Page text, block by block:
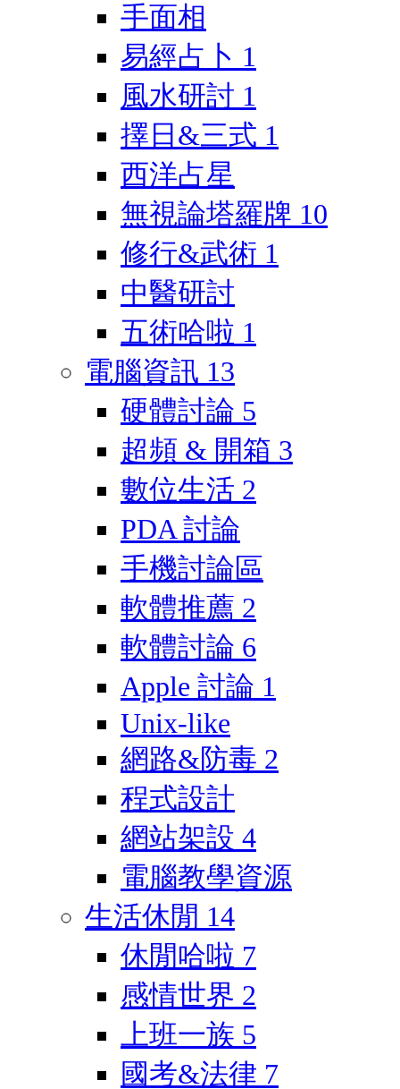
手面相
易經占卜 1
風水研討 1
擇日&三式 1
西洋占星
無視論塔羅牌 10
修行&武術 1
中醫研討
五術哈啦 1
電腦資訊 13
硬體討論 5
超頻 & 開箱 3
數位生活 2
PDA 討論
手機討論區
軟體推薦 2
軟體討論 6
Apple 討論 1
Unix-like
網路&防毒 2
程式設計
網站架設 4
電腦教學資源
生活休閒 14
休閒哈啦 7
感情世界 2
上班一族 5
國考&法律 7